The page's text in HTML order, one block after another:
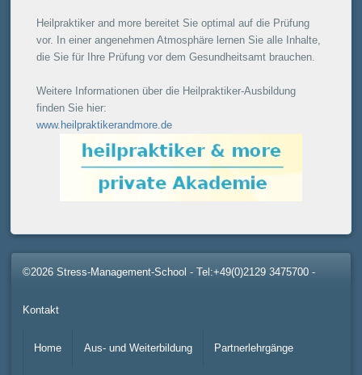
Heilpraktiker and more bereitet Sie optimal auf die Prüfung
vor. In einer angenehmen Atmosphäre lernen Sie alle Inhalte,
die Sie für Ihre Prüfung vor dem Gesundheitsamt brauchen.
Weitere Informationen über die Heilpraktiker-Ausbildung
finden Sie hier:
www.heilpraktikerandmore.de
©2026 Stress-Management-School - Tel:+49(0)2129 3475700 -
Kontakt
Home Aus- und Weiterbildung Partnerlehrgänge